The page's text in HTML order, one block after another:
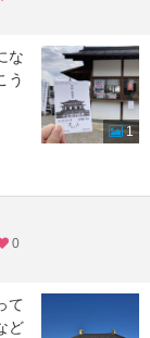
な
う
1
0
て
ど